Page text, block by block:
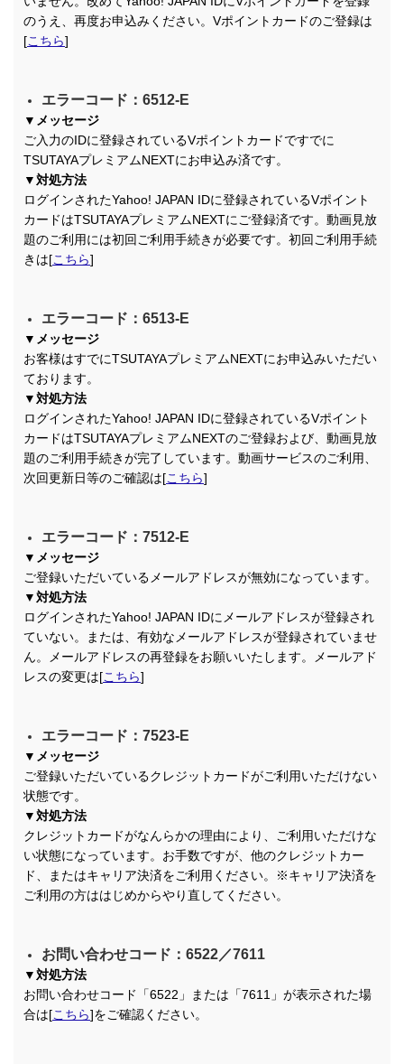
のうえ、再度お申込みください。Vポイントカードのご登録は
[こちら]
エラーコード：6512-E
▼メッセージ
ご入力のIDに登録されているVポイントカードですでに
TSUTAYAプレミアムNEXTにお申込み済です。
▼対処方法
ログインされたYahoo! JAPAN IDに登録されているVポイント
カードはTSUTAYAプレミアムNEXTにご登録済です。動画見放
題のご利用には初回ご利用手続きが必要です。初回ご利用手続
きは[こちら]
エラーコード：6513-E
▼メッセージ
お客様はすでにTSUTAYAプレミアムNEXTにお申込みいただい
ております。
▼対処方法
ログインされたYahoo! JAPAN IDに登録されているVポイント
カードはTSUTAYAプレミアムNEXTのご登録および、動画見放
題のご利用手続きが完了しています。動画サービスのご利用、
次回更新日等のご確認は[こちら]
エラーコード：7512-E
▼メッセージ
ご登録いただいているメールアドレスが無効になっています。
▼対処方法
ログインされたYahoo! JAPAN IDにメールアドレスが登録され
ていない。または、有効なメールアドレスが登録されていませ
ん。メールアドレスの再登録をお願いいたします。メールアド
レスの変更は[こちら]
エラーコード：7523-E
▼メッセージ
ご登録いただいているクレジットカードがご利用いただけない
状態です。
▼対処方法
クレジットカードがなんらかの理由により、ご利用いただけな
い状態になっています。お手数ですが、他のクレジットカー
ド、またはキャリア決済をご利用ください。※キャリア決済を
ご利用の方ははじめからやり直してください。
お問い合わせコード：6522／7611
▼対処方法
お問い合わせコード「6522」または「7611」が表示された場
合は[こちら]をご確認ください。